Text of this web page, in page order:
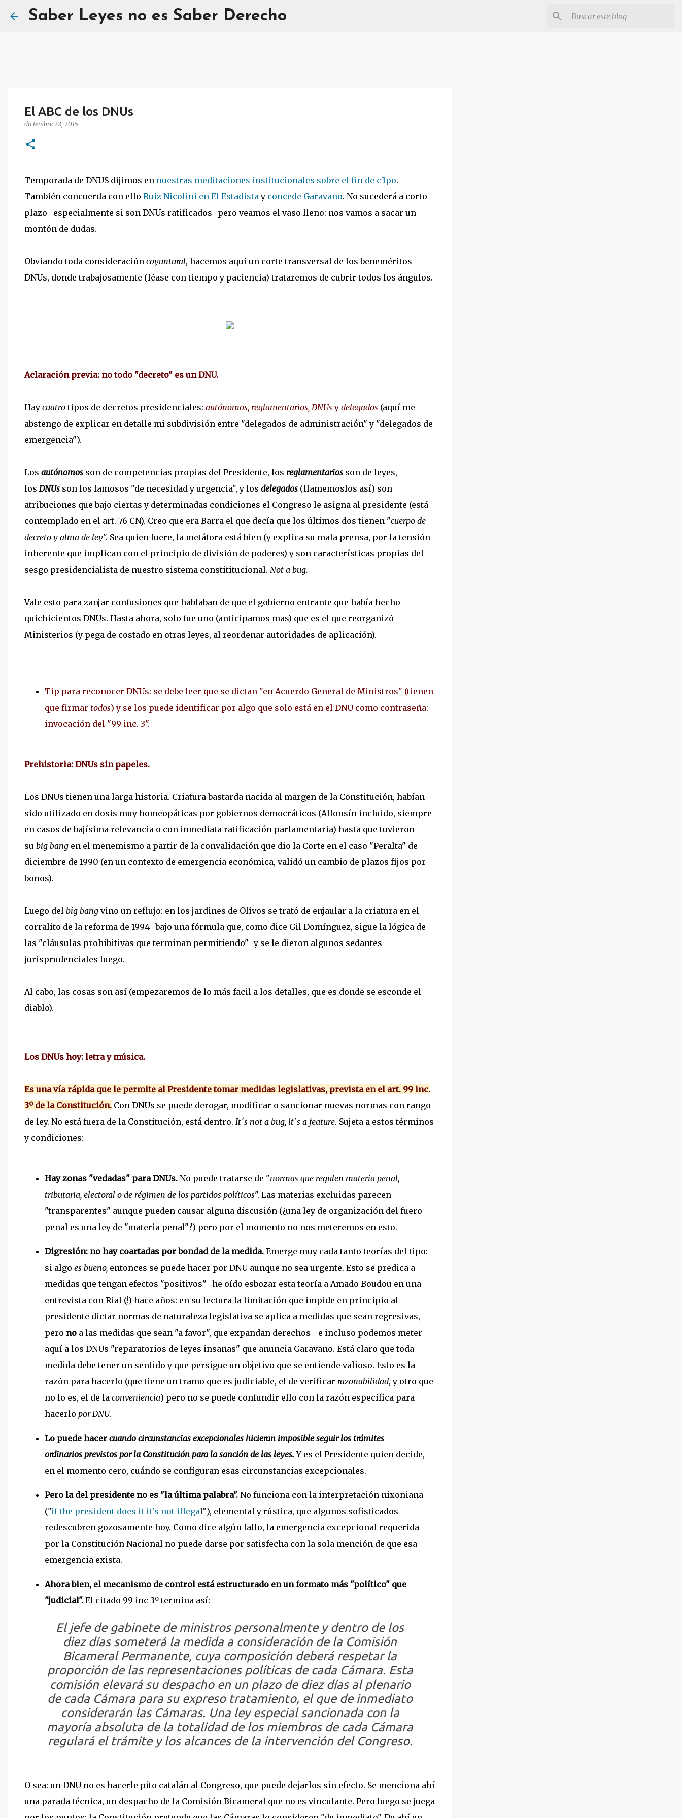
Saber Leyes no es Saber Derecho
El ABC de los DNUs
diciembre 22, 2015
Temporada de DNUS dijimos en nuestras meditaciones institucionales sobre el fin de c3po.
También concuerda con ello Ruiz Nicolini en El Estadistay concede Garavano. No sucederá a corto
plazo -especialmente si son DNUs ratificados- pero veamos el vaso lleno: nos vamos a sacar un
montón de dudas.
Obviando toda consideración coyuntural, hacemos aquí un corte transversal de los beneméritos
DNUs, donde trabajosamente (léase con tiempo y paciencia) trataremos de cubrir todos los ángulos.
Aclaración previa: no todo "decreto" es un DNU.
Hay cuatrotipos de decretos presidenciales: autónomos, reglamentarios, DNUsy delegados (aquí me
abstengo de explicar en detalle mi subdivisión entre "delegados de administración" y "delegados de
emergencia").
Los autónomos son de competencias propias del Presidente, los reglamentarios son de leyes,
los DNUs son los famosos "de necesidad y urgencia", y los delegados (llamemoslos así) son
atribuciones que bajo ciertas y determinadas condiciones el Congreso le asigna al presidente (está
contemplado en el art. 76 CN). Creo que era Barra el que decía que los últimos dos tienen "cuerpo de
decreto y alma de ley". Sea quien fuere, la metáfora está bien (y explica su mala prensa, por la tensión
inherente que implican con el principio de división de poderes) y son características propias del
sesgo presidencialista de nuestro sistema constititucional. Not a bug.
Vale esto para zanjar confusiones que hablaban de que el gobierno entrante que había hecho
quichicientos DNUs. Hasta ahora, solo fue uno (anticipamos mas) que es el que reorganizó
Ministerios (y pega de costado en otras leyes, al reordenar autoridades de aplicación).
Tip para reconocer DNUs: se debe leer que se dictan "en Acuerdo General de Ministros" (tienen
que firmar todos) y se los puede identificar por algo que solo está en el DNU como contraseña:
invocación del "99 inc. 3".
Prehistoria: DNUs sin papeles.
Los DNUs tienen una larga historia. Criatura bastarda nacida al margen de la Constitución, habían
sido utilizado en dosis muy homeopáticas por gobiernos democráticos (Alfonsín incluido, siempre
en casos de bajísima relevancia o con inmediata ratificación parlamentaria) hasta que tuvieron
su big bang en el menemismo a partir de la convalidación que dio la Corte en el caso "Peralta" de
diciembre de 1990 (en un contexto de emergencia económica, validó un cambio de plazos fijos por
bonos).
Luego del big bang vino un reflujo: en los jardines de Olivos se trató de enjaular a la criatura en el
corralito de la reforma de 1994 -bajo una fórmula que, como dice Gil Domínguez, sigue la lógica de
las "cláusulas prohibitivas que terminan permitiendo"- y se le dieron algunos sedantes
jurisprudenciales luego.
Al cabo, las cosas son así (empezaremos de lo más facil a los detalles, que es donde se esconde el
diablo).
Los DNUs hoy: letra y música.
Es una vía rápida que le permite al Presidente tomar medidas legislativas, prevista en el art. 99 inc.
3º de la Constitución. Con DNUs se puede derogar, modificar o sancionar nuevas normas con rango
de ley. No está fuera de la Constitución, está dentro. It´s not a bug, it´s a feature. Sujeta a estos términos
y condiciones:
Hay zonas "vedadas" para DNUs. No puede tratarse de "normas que regulen materia penal,
tributaria, electoral o de régimen de los partidos políticos". Las materias excluidas parecen
"transparentes" aunque pueden causar alguna discusión (¿una ley de organización del fuero
penal es una ley de "materia penal"?) pero por el momento no nos meteremos en esto.
Digresión: no hay coartadas por bondad de la medida. Emerge muy cada tanto teorías del tipo:
si algo es bueno, entonces se puede hacer por DNU aunque no sea urgente. Esto se predica a
medidas que tengan efectos "positivos" -he oído esbozar esta teoría a Amado Boudou en una
entrevista con Rial (!) hace años: en su lectura la limitación que impide en principio al
presidente dictar normas de naturaleza legislativa se aplica a medidas que sean regresivas,
pero no a las medidas que sean "a favor", que expandan derechos- e incluso podemos meter
aquí a los DNUs "reparatorios de leyes insanas" que anuncia Garavano. Está claro que toda
medida debe tener un sentido y que persigue un objetivo que se entiende valioso. Esto es la
razón para hacerlo (que tiene un tramo que es judiciable, el de verificar razonabilidad, y otro que
no lo es, el de la conveniencia) pero no se puede confundir ello con la razón específica para
hacerlo por DNU.
Lo puede hacer cuando circunstancias excepcionales hicieran imposible seguir los trámites
ordinarios previstos por la Constitución para la sanción de las leyes. Y es el Presidente quien decide,
en el momento cero, cuándo se configuran esas circunstancias excepcionales.
Pero la del presidente no es "la última palabra". No funciona con la interpretación nixoniana
("if the president does it it's not illegal"), elemental y rústica, que algunos sofisticados
redescubren gozosamente hoy. Como dice algún fallo, la emergencia excepcional requerida
por la Constitución Nacional no puede darse por satisfecha con la sola mención de que esa
emergencia exista.
Ahora bien, el mecanismo de control está estructurado en un formato más "político" que
"judicial". El citado 99 inc 3º termina así:
El jefe de gabinete de ministros personalmente y dentro de los
diez días someterá la medida a consideración de la Comisión
Bicameral Permanente, cuya composición deberá respetar la
proporción de las representaciones políticas de cada Cámara. Esta
comisión elevará su despacho en un plazo de diez días al plenario
de cada Cámara para su expreso tratamiento, el que de inmediato
considerarán las Cámaras. Una ley especial sancionada con la
mayoría absoluta de la totalidad de los miembros de cada Cámara
regulará el trámite y los alcances de la intervención del Congreso.
O sea: un DNU no es hacerle pito catalán al Congreso, que puede dejarlos sin efecto. Se menciona ahí
una parada técnica, un despacho de la Comisión Bicameral que no es vinculante. Pero luego se juega